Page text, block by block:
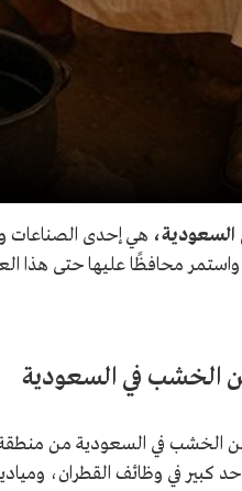
هي إحدى الصناعات
محافظًا عليها حتى هذا
الخشب في السعودية
الخشب في السعودية من منطقة
حد كبير في وظائف القطران،